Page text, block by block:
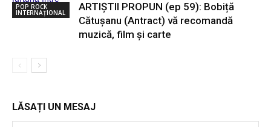
POP ROCK
INTERNAȚIONAL
ARTIȘTII PROPUN (ep 59): Bobiță
Cătușanu (Antract) vă recomandă
muzică, film și carte
LĂSAȚI UN MESAJ